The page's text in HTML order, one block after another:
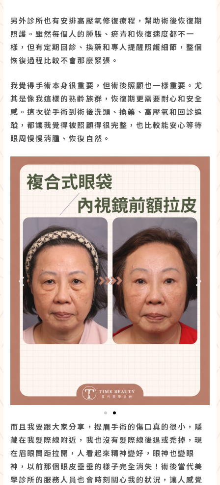
另外診所也有安排高壓氧修復療程，幫助術後恢復期
照護。雖然每個人的腫脹、瘀青和恢復速度都不一
樣，但有定期回診、換藥和專人提醒照護細節，整個
恢復過程比較不會那麼緊張。
我覺得手術本身很重要，但術後照顧也一樣重要。尤
其是像我這樣的熟齡族群，恢復期更需要耐心和安全
感。這次從手術到術後洗頭、換藥、高壓氧和回診追
蹤，都讓我覺得被照顧得很完整，也比較能安心等待
眼周慢慢消腫、恢復自然。
而且我要跟大家分享，提眉手術的傷口真的很小，隱
藏在我髮際線附近，我也沒有髮際線後退或禿掉，現
在眉眼間距拉開，人看起來精神變好，眼神也變眼
神，以前那個眼皮垂垂的樣子完全消失！術後當代美
學診所的服務人員也會時刻關心我的狀況，讓人感覺